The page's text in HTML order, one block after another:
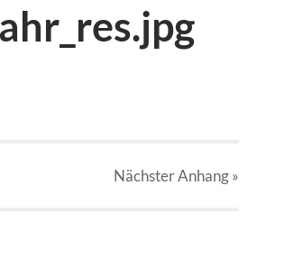
NächsterAnhang»